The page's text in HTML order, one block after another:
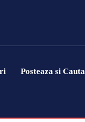
Posteaza si